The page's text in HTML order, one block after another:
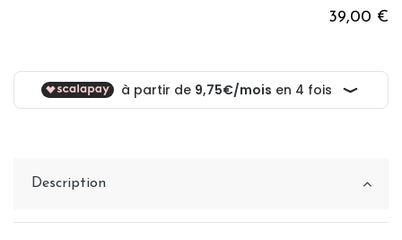
39,00 €
Description